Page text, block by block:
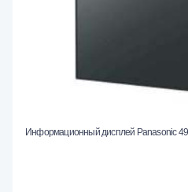
Информационный дисплей Panasonic